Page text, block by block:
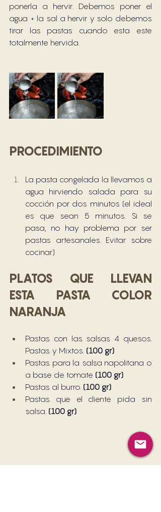
ponerla a hervir. Debemos poner el
agua + la sal a hervir y solo debemos
tirar las pastas cuando esta este
totalmente hervida.
PROCEDIMIENTO
La pasta congelada la llevamos a
agua hirviendo salada para su
cocción por dos minutos (el ideal
es que sean 5 minutos. Si se
pasa, no hay problema por ser
pastas artesanales. Evitar sobre
cocinar)
PLATOS QUE LLEVAN
ESTA PASTA COLOR
NARANJA
Pastas con las salsas 4 quesos.
Pastas y Mixtos. (100 gr)
Pastas para la salsa napolitana o
a base de tomate (100 gr)
Pastas al burro. (100 gr)
Pastas que el cliente pida sin
salsa. (100 gr)